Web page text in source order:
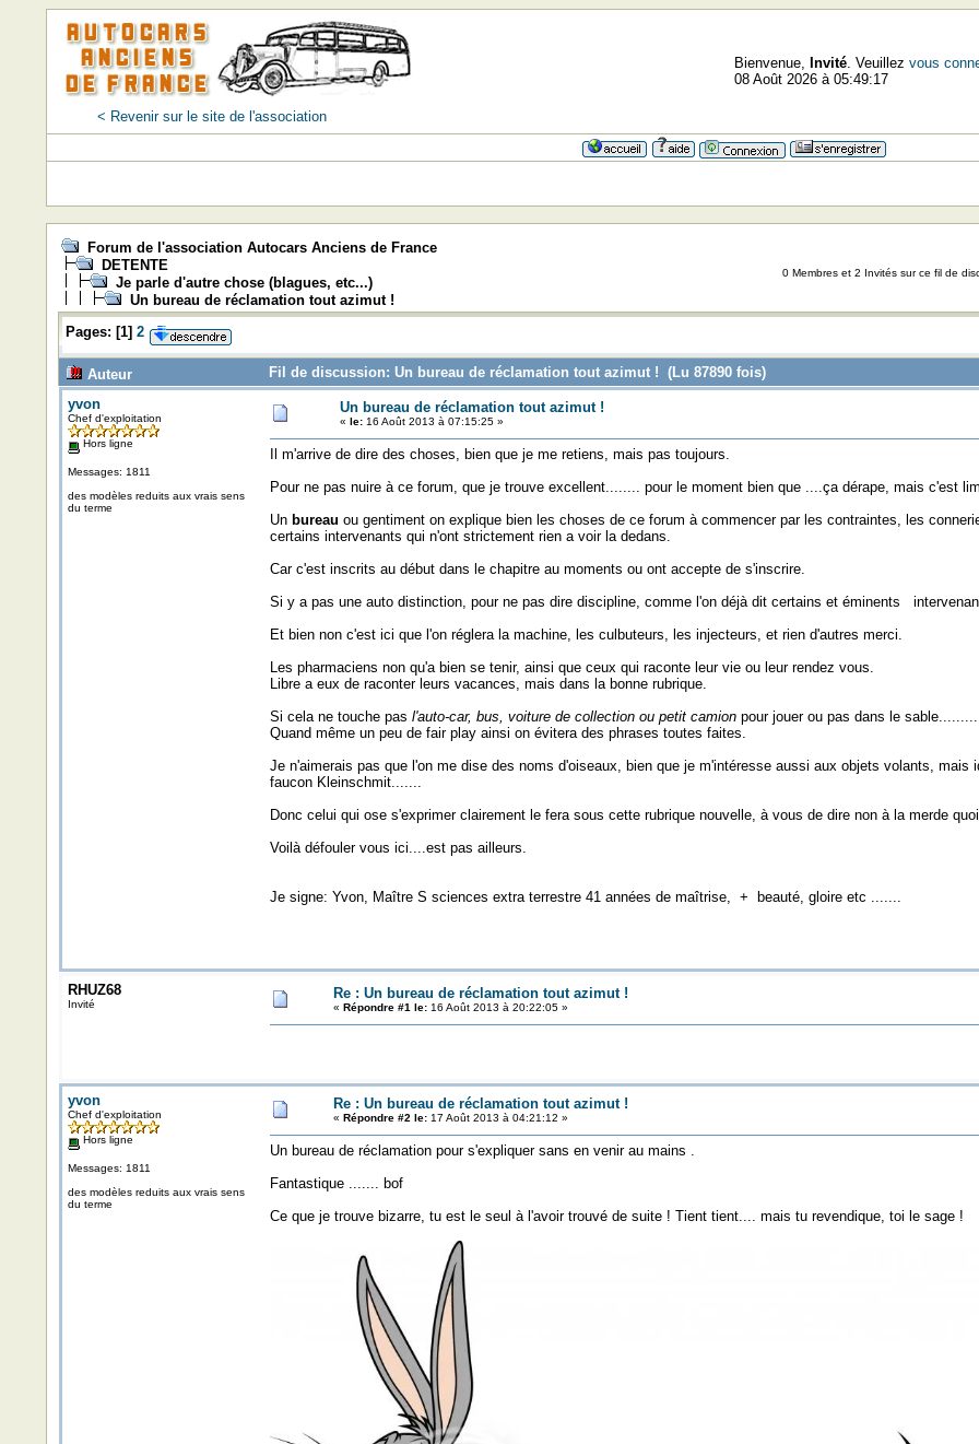
< Revenir sur le site de l'association
Bienvenue, Invité. Veuillez vous
08 Août 2026 à 05:49:17
Forum de l'association Autocars Anciens de France
DETENTE
Je parle d'autre chose (blagues, etc...)
Un bureau de réclamation tout azimut !
0 Membres et 2 Invités sur ce fil de
Pages: [1] 2
Auteur
Fil de discussion: Un bureau de réclamation tout azimut ! (Lu 87890 fois)
yvon
Chef d'exploitation
Hors ligne
Messages: 1811
des modèles reduits aux vrais sens
du terme
Un bureau de réclamation tout azimut !
« le:16 Août 2013 à 07:15:25 »
Il m'arrive de dire des choses, bien que je me retiens, mais pas toujours.
Pour ne pas nuire à ce forum, que je trouve excellent........ pour le moment bien que ....ça dérape, mais c'est
Un bureau ou gentiment on explique bien les choses de ce forum à commencer par les contraintes, les
certains intervenants qui n'ont strictement rien a voir la dedans.
Car c'est inscrits au début dans le chapitre au moments ou ont accepte de s'inscrire.
Si y a pas une auto distinction, pour ne pas dire discipline, comme l'on déjà dit certains et éminents
Et bien non c'est ici que l'on réglera la machine, les culbuteurs, les injecteurs, et rien d'autres merci.
Les pharmaciens non qu'a bien se tenir, ainsi que ceux qui raconte leur vie ou leur rendez vous.
Libre a eux de raconter leurs vacances, mais dans la bonne rubrique.
Si cela ne touche pas l'auto-car, bus, voiture de collection ou petit camionpour jouer ou pas dans le
Quand même un peu de fair play ainsi on évitera des phrases toutes faites.
Je n'aimerais pas que l'on me dise des noms d'oiseaux, bien que je m'intéresse aussi aux objets volants,
faucon Kleinschmit.......
Donc celui qui ose s'exprimer clairement le fera sous cette rubrique nouvelle, à vous de dire non à la merde
Voilà défouler vous ici....est pas ailleurs.
Je signe: Yvon, Maître S sciences extra terrestre 41 années de maîtrise, + beauté, gloire etc .......
RHUZ68
Invité
Re : Un bureau de réclamation tout azimut !
« Répondre #1 le:16 Août 2013 à 20:22:05 »
yvon
Chef d'exploitation
Hors ligne
Messages: 1811
des modèles reduits aux vrais sens
du terme
Re : Un bureau de réclamation tout azimut !
« Répondre #2 le:17 Août 2013 à 04:21:12 »
Un bureau de réclamation pour s'expliquer sans en venir au mains .
Fantastique ....... bof
Ce que je trouve bizarre, tu est le seul à l'avoir trouvé de suite ! Tient tient.... mais tu revendique, toi le sage !